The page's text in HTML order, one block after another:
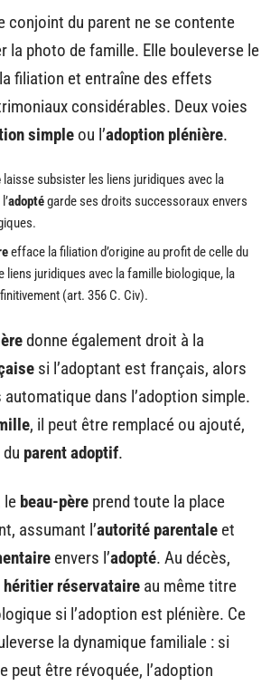
conjoint du parent ne se contente
la photo de famille. Elle bouleverse le
filiation et entraîne des effets
considérables. Deux voies
simple ou l’adoption plénière.
laisse subsister les liens juridiques avec la
adoptégarde ses droits successoraux envers
efface la filiation d’origine au profit de celle du
liens juridiques avec la famille biologique, la
(art. 356 C. Civ).
donne également droit à la
si l’adoptant est français, alors
automatique dans l’adoption simple.
, il peut être remplacé ou ajouté,
parent adoptif.
le beau-père prend toute la place
assumant l’autorité parentale et
envers l’adopté. Au décès,
héritier réservataire au même titre
si l’adoption est plénière. Ce
la dynamique familiale : si
peut être révoquée, l’adoption